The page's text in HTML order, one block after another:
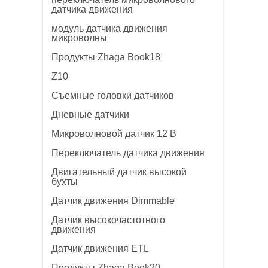
датчика движения
модуль датчика движения
микроволны
Продукты Zhaga Book18
Z10
Съемные головки датчиков
Дневные датчики
Микроволновой датчик 12 В
Переключатель датчика движения
Двигательный датчик высокой
бухты
Датчик движения Dimmable
Датчик высокочастотного
движения
Датчик движения ETL